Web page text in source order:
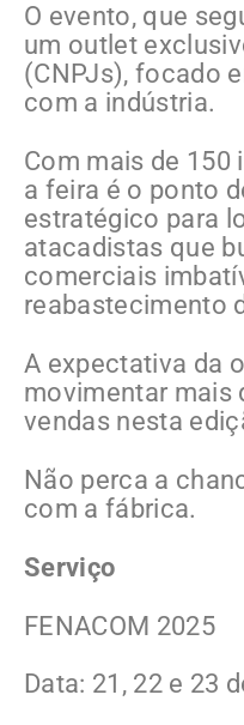
O evento, que
um outlet
(CNPJs), focado
com a indústria.
Com mais de 150
a feira é o ponto
estratégico para
atacadistas que
comerciais
reabastecimento
A expectativa da
movimentar mais
vendas nesta
Não perca a
com a fábrica.
Serviço
FENACOM 2025
Data: 21, 22 e 23